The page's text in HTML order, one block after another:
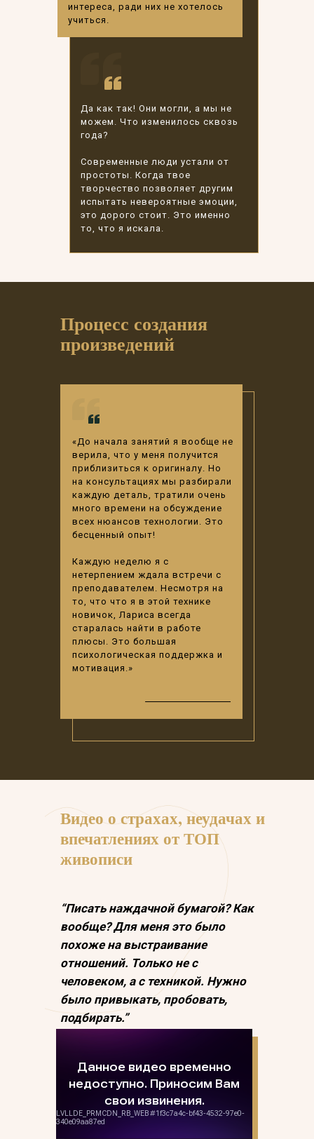
интереса, ради них не хотелось
учиться.
Да как так! Они могли, а мы не
можем. Что изменилось сквозь
года?
Современные люди устали от
простоты. Когда твое
творчество позволяет другим
испытать невероятные эмоции,
это дорого стоит. Это именно
то, что я искала.
Процесс создания
произведений
«До начала занятий я вообще не
верила, что у меня получится
приблизиться к оригиналу. Но
на консультациях мы разбирали
каждую деталь, тратили очень
много времени на обсуждение
всех нюансов технологии. Это
бесценный опыт!
Каждую неделю я с
нетерпением ждала встречи с
преподавателем. Несмотря на
то, что что я в этой технике
новичок, Лариса всегда
старалась найти в работе
плюсы. Это большая
психологическая поддержка и
мотивация.»
Видео о страхах, неудачах и
впечатлениях от ТОП
живописи
“Писать наждачной бумагой? Как
вообще? Для меня это было
похоже на выстраивание
отношений. Только не с
человеком, а с техникой. Нужно
было привыкать, пробовать,
подбирать.”